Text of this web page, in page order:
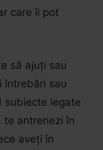
care îi pot
să ajuți sau
întrebări sau
subiecte legate
te antrenezi în
aveți în